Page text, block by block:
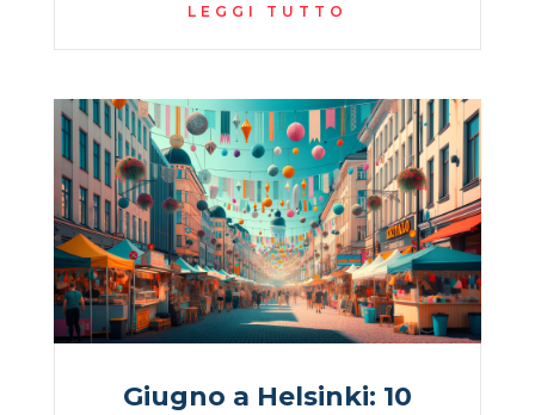
LEGGI TUTTO
Giugno a Helsinki: 10